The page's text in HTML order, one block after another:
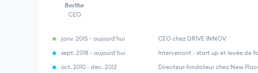
Berthe
CEO
janv. 2015 - aujourd'hui
CEO chez DRIVE INNOV
sept. 2018 - aujourd'hui
Intervenant - start up et levée de
oct. 2010 - dec. 2012
Directeur-fondateur chez New